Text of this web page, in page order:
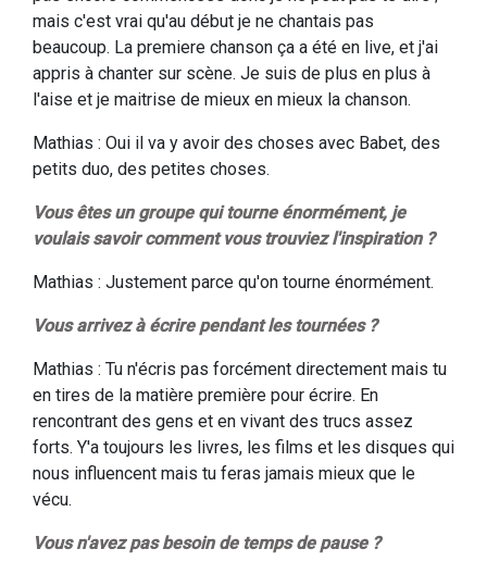
mais c'est vrai qu'au début je ne chantais pas
beaucoup. La premiere chanson ça a été en live, et j'ai
appris à chanter sur scène. Je suis de plus en plus à
l'aise et je maitrise de mieux en mieux la chanson.
Mathias : Oui il va y avoir des choses avec Babet, des
petits duo, des petites choses.
Vous êtes un groupe qui tourne énormément, je
voulais savoir comment vous trouviez l'inspiration ?
Mathias : Justement parce qu'on tourne énormément.
Vous arrivez à écrire pendant les tournées ?
Mathias : Tu n'écris pas forcément directement mais tu
en tires de la matière première pour écrire. En
rencontrant des gens et en vivant des trucs assez
forts. Y'a toujours les livres, les films et les disques qui
nous influencent mais tu feras jamais mieux que le
vécu.
Vous n'avez pas besoin de temps de pause ?